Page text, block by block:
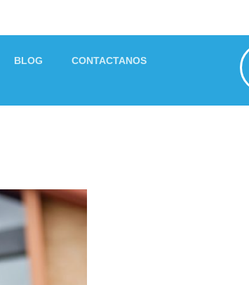
BLOG CONTACTANOS